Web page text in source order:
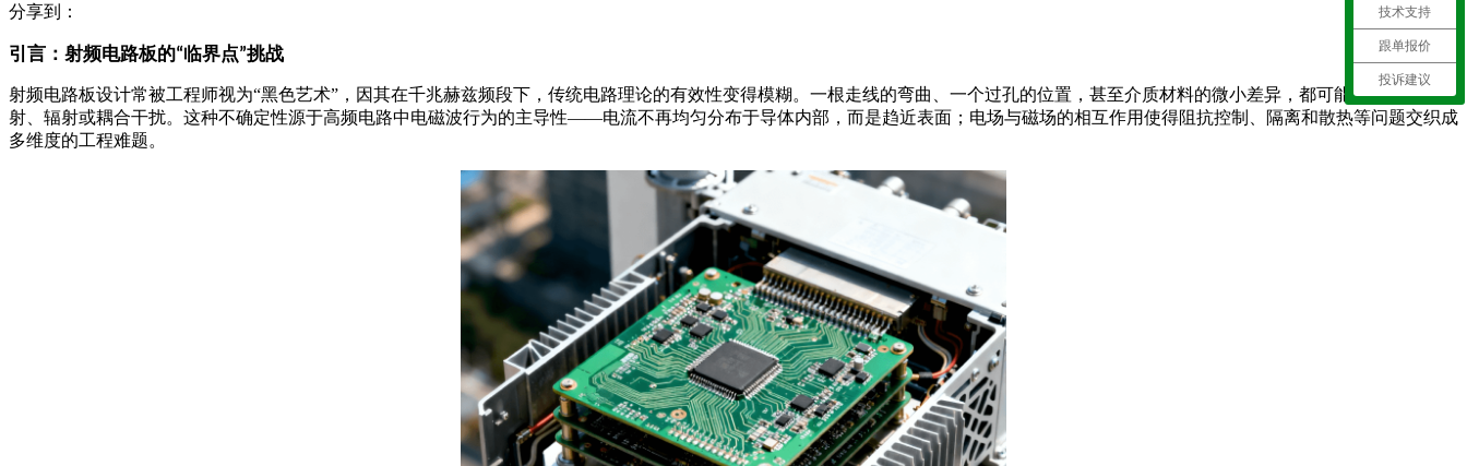
分享到：
引言：射频电路板的“临界点”挑战
射频电路板设计常被工程师视为“黑色艺术” ，因其在千兆赫兹频段下，传统电路理论的有效性变得模糊。一根走线的弯曲、一个过孔的位置，甚至介质材料的微小差异，都可能引发信号反
射、辐射或耦合干扰。这种不确定性源于高频电路中电磁波行为的主导性——电流不再均匀分布于导体内部，而是趋近表面；电场与磁场的相互作用使得阻抗控制、隔离和散热等问题交织成
多维度的工程难题。
技术支持
跟单报价
投诉建议